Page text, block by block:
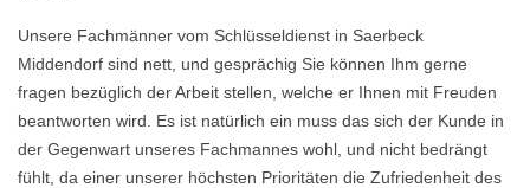
Unsere Fachmänner vom Schlüsseldienst in Saerbeck
Middendorf sind nett, und gesprächig Sie können Ihm gerne
fragen bezüglich der Arbeit stellen, welche er Ihnen mit Freuden
beantworten wird. Es ist natürlich ein muss das sich der Kunde in
der Gegenwart unseres Fachmannes wohl, und nicht bedrängt
fühlt, da einer unserer höchsten Prioritäten die Zufriedenheit des